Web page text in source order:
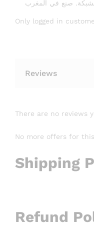
Only logged in
Reviews
There are no reviews
No more offers for
Shipping
Refund